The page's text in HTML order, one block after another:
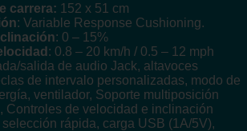
carrera: 152 x 51 cm
: Variable Response Cushioning.
: 0 – 15%
: 0.8 – 20 km/h / 0.5 – 12 mph
salida de audio Jack, altavoces
de intervalo personalizadas, modo de
ventilador, Soporte multiposición
Controles de velocidad e inclinación
rápida, carga USB (1A/5V),